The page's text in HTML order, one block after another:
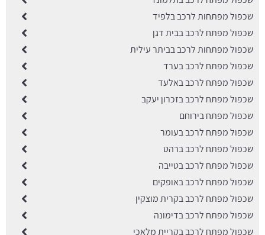
שכפול מפתחות לרכב בלפיד
שכפול מפתח לרכב בבית דגן
שכפול מפתחות לרכב בביתר עילית
שכפול מפתח לרכב בערד
שכפול מפתח לרכב באלעד
שכפול מפתח לרכב בזכרון יעקב
שכפול מפתח בירוחם
שכפול מפתח לרכב בעומר
שכפול מפתח לרכב ברהט
שכפול מפתח לרכב בטייבה
שכפול מפתח לרכב באופקים
שכפול מפתח לרכב בקרית מוצקין
שכפול מפתח לרכב בדימונה
שכפול מפתח לרכב בקריית מלאכי